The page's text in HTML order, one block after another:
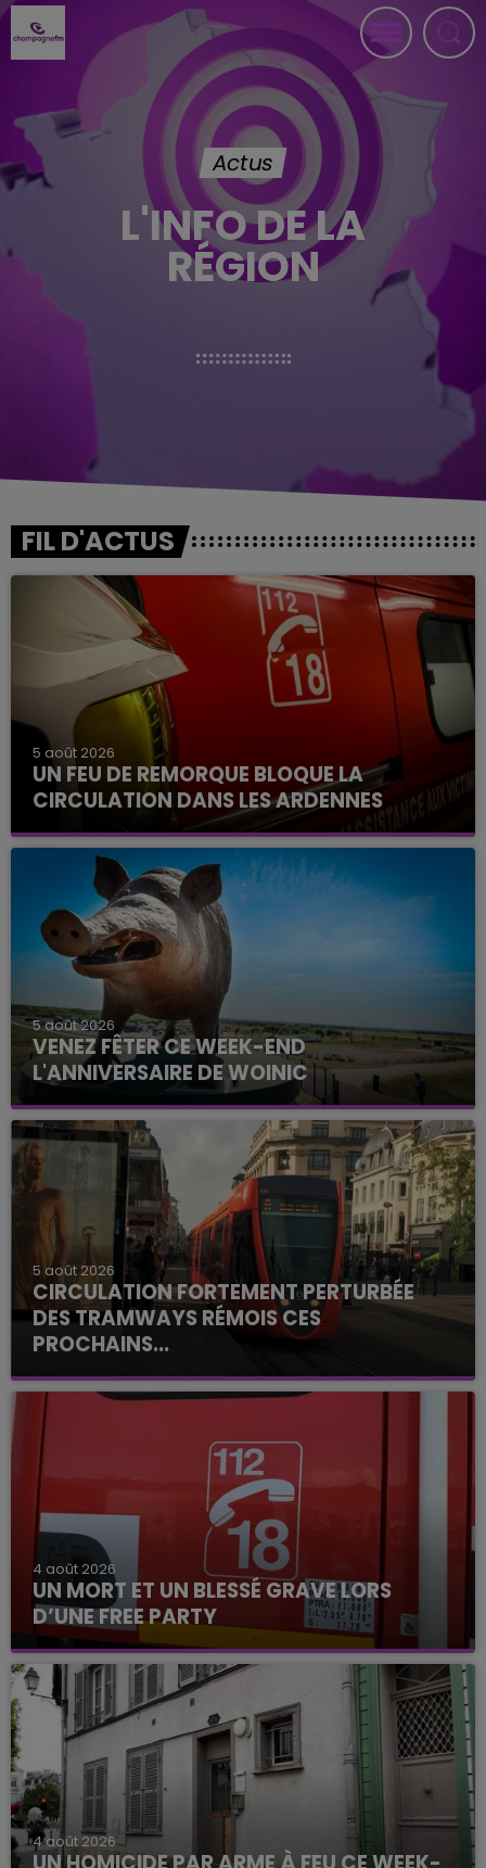
Actus
L'INFO DE LA
RÉGION
FIL D'ACTUS
5 août 2026
UN FEU DE REMORQUE BLOQUE LA
CIRCULATION DANS LES ARDENNES
5 août 2026
VENEZ FÊTER CE WEEK-END
L'ANNIVERSAIRE DE WOINIC
5 août 2026
CIRCULATION FORTEMENT PERTURBÉE
DES TRAMWAYS RÉMOIS CES
PROCHAINS...
4 août 2026
UN MORT ET UN BLESSÉ GRAVE LORS
D’UNE FREE PARTY
4 août 2026